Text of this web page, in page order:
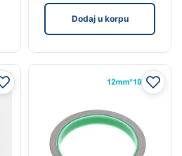
Dodaj u korpu